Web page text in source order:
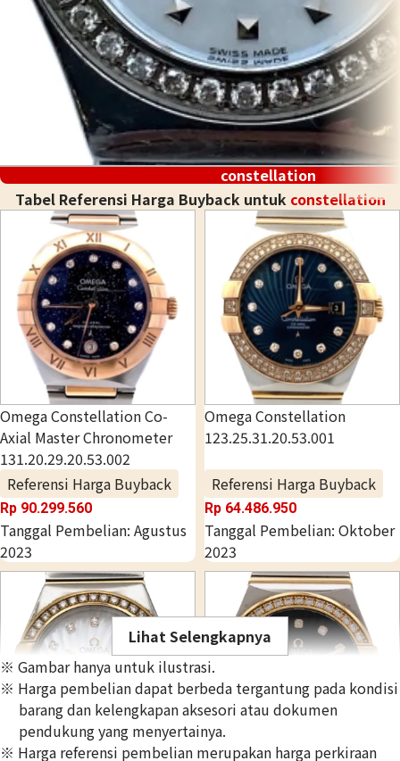
constellation
Tabel Referensi Harga Buyback untuk constellation
Omega Constellation Co-
Axial Master Chronometer
131.20.29.20.53.002
Referensi Harga Buyback
Rp 90.299.560
Tanggal Pembelian: Agustus
2023
Omega Constellation
123.25.31.20.53.001
Referensi Harga Buyback
Rp 64.486.950
Tanggal Pembelian: Oktober
2023
Lihat Selengkapnya
※ Gambar hanya untuk ilustrasi.
※ Harga pembelian dapat berbeda tergantung pada kondisi
barang dan kelengkapan aksesori atau dokumen
pendukung yang menyertainya.
※ Harga referensi pembelian merupakan harga perkiraan